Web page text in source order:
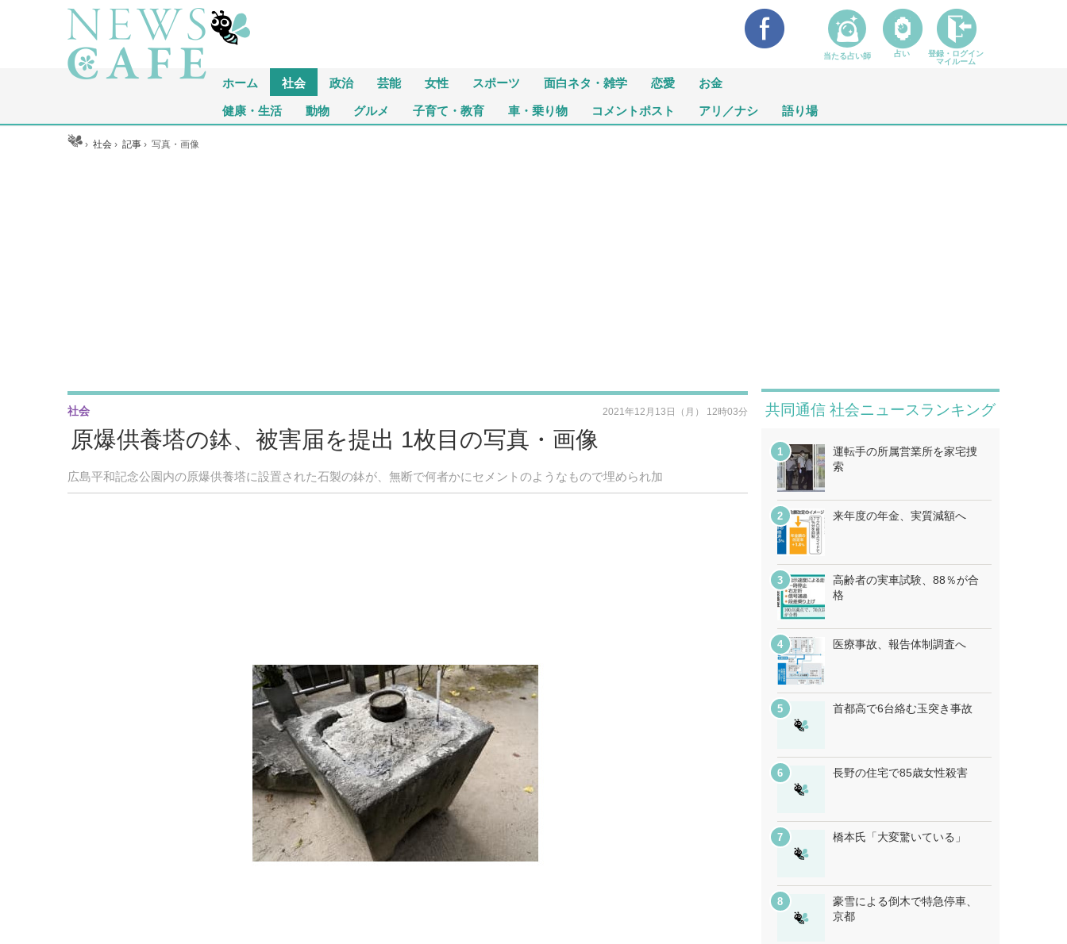
ホーム 社会 政治 芸能 女性 スポーツ 面白ネタ・雑学 恋愛 お金
健康・生活 動物 グルメ 子育て・教育 車・乗り物 コメントポスト アリ／ナシ 語り場
ホーム ›社会 ›記事 ›写真・画像
原爆供養塔の鉢、被害届を提出 1枚目の写真・画像
広島平和記念公園内の原爆供養塔に設置された石製の鉢が、無断で何者かにセメントのようなもので埋められ加
社会 2021年12月13日（月） 12時03分 共同通信 社会ニュースランキング
運転手の所属営業所を家宅捜
索
来年度の年金、実質減額へ
高齢者の実車試験、88％が合
格
医療事故、報告体制調査へ
首都高で6台絡む玉突き事故
長野の住宅で85歳女性殺害
橋本氏「大変驚いている」
豪雪による倒木で特急停車、
京都
当たる占い師 占い
登録・ログイン
マイルーム